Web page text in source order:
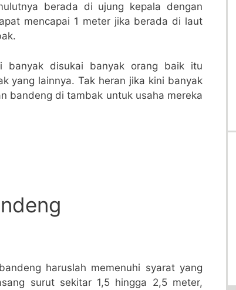
berada di ujung kepala dengan
mencapai 1 meter jika berada di laut
disukai banyak orang baik itu
yang lainnya. Tak heran jika kini banyak
bandeng di tambak untuk usaha mereka
haruslah memenuhi syarat yang
surut sekitar 1,5 hingga 2,5 meter,